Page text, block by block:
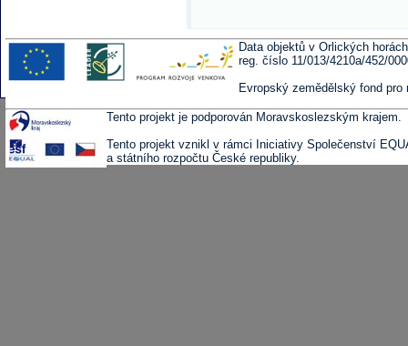
Data objektů v Orlických
reg. číslo 11/013/4210a/452/
Evropský zemědělský fond
Tento projekt je podporován Moravskoslezským krajem.
Tento projekt vznikl v rámci Iniciativy Společenství
a státního rozpočtu České republiky.